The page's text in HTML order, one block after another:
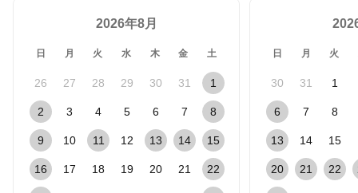
2026年8月
日 月 火 水 木 金 土
26 27 28 29 30 31 1
2 3 4 5 6 7 8
9 10 11 12 13 14 15
16 17 18 19 20 21 22
日 月 火
30 31 1
6 7 8
13 14 15
20 21 22